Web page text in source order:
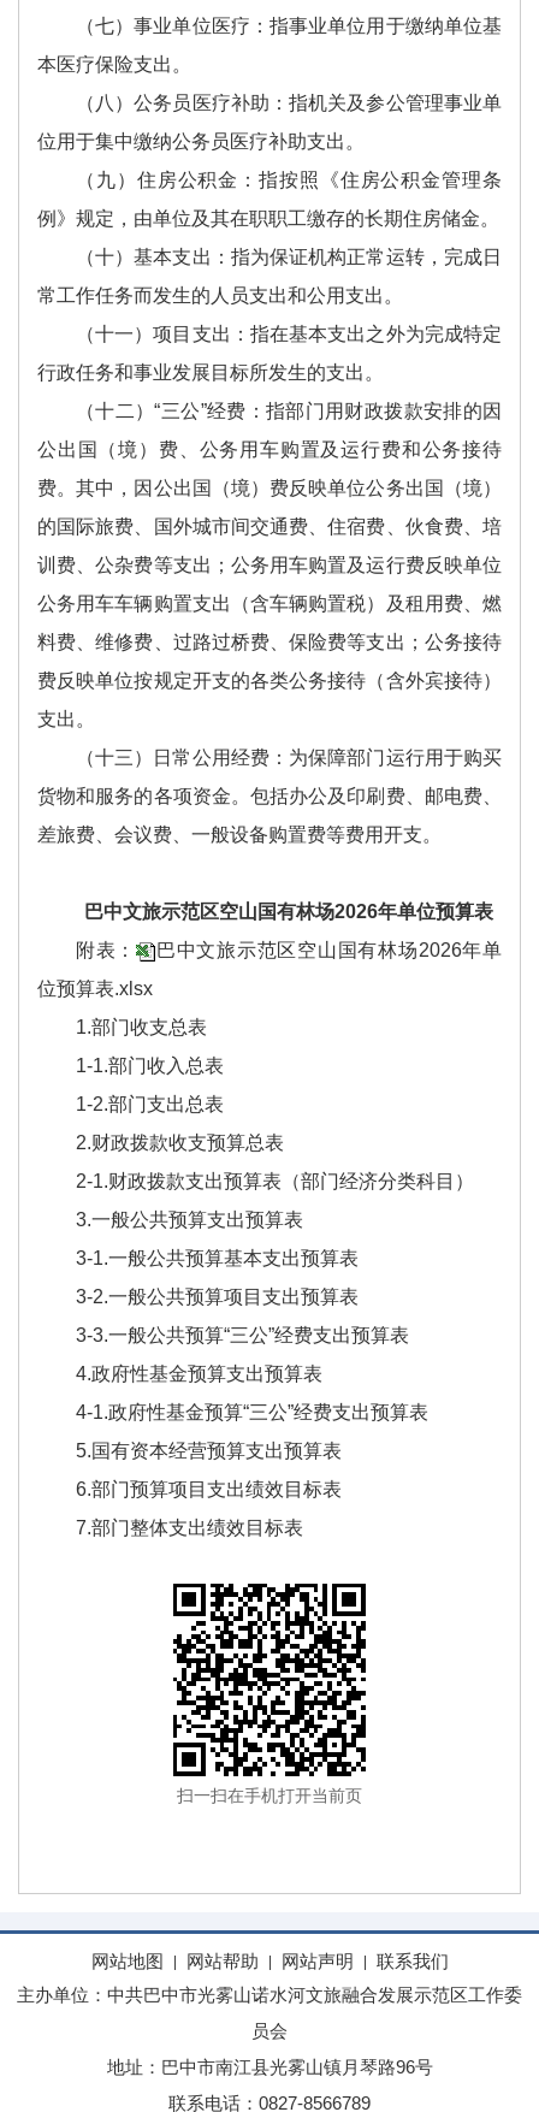
（七）事业单位医疗：指事业单位用于缴纳单位基
本医疗保险支出。
（八）公务员医疗补助：指机关及参公管理事业单
位用于集中缴纳公务员医疗补助支出。
（九）住房公积金：指按照《住房公积金管理条
例》规定，由单位及其在职职工缴存的长期住房储金。
（十）基本支出：指为保证机构正常运转，完成日
常工作任务而发生的人员支出和公用支出。
（十一）项目支出：指在基本支出之外为完成特定
行政任务和事业发展目标所发生的支出。
（十二）“三公”经费：指部门用财政拨款安排的因
公出国（境）费、公务用车购置及运行费和公务接待
费。其中，因公出国（境）费反映单位公务出国（境）
的国际旅费、国外城市间交通费、住宿费、伙食费、培
训费、公杂费等支出；公务用车购置及运行费反映单位
公务用车车辆购置支出（含车辆购置税）及租用费、燃
料费、维修费、过路过桥费、保险费等支出；公务接待
费反映单位按规定开支的各类公务接待（含外宾接待）
支出。
（十三）日常公用经费：为保障部门运行用于购买
货物和服务的各项资金。包括办公及印刷费、邮电费、
差旅费、会议费、一般设备购置费等费用开支。
巴中文旅示范区空山国有林场2026年单位预算表
附表：
巴中文旅示范区空山国有林场2026年单
位预算表.xlsx
1.部门收支总表
1-1.部门收入总表
1-2.部门支出总表
2.财政拨款收支预算总表
2-1.财政拨款支出预算表（部门经济分类科目）
3.一般公共预算支出预算表
3-1.一般公共预算基本支出预算表
3-2.一般公共预算项目支出预算表
3-3.一般公共预算“三公”经费支出预算表
4.政府性基金预算支出预算表
4-1.政府性基金预算“三公”经费支出预算表
5.国有资本经营预算支出预算表
6.部门预算项目支出绩效目标表
7.部门整体支出绩效目标表
扫一扫在手机打开当前页
网站地图 网站帮助 网站声明
联系我们
主办单位：中共巴中市光雾山诺水河文旅融合发展示范区工作委
员会
地址：巴中市南江县光雾山镇月琴路96号
联系电话：0827-8566789